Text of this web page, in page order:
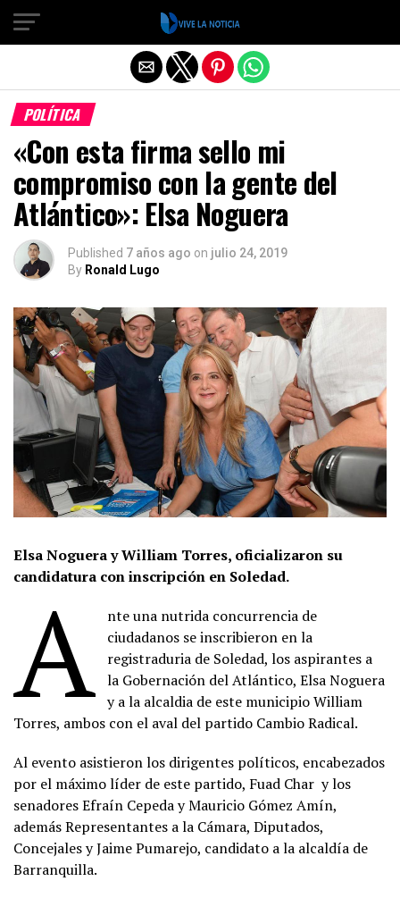
POLÍTICA
«Con esta firma sello mi
compromiso con la gente del
Atlántico»: Elsa Noguera
Published 7 años ago on julio 24, 2019
By Ronald Lugo
Elsa Noguera y William Torres, oficializaron su
candidatura con inscripción en Soledad.
A
nte una nutrida concurrencia de
ciudadanos se inscribieron en la
registraduria de Soledad, los aspirantes a
la Gobernación del Atlántico, Elsa Noguera
y a la alcaldia de este municipio William
Torres, ambos con el aval del partido Cambio Radical.
Al evento asistieron los dirigentes políticos, encabezados
por el máximo líder de este partido, Fuad Char y los
senadores Efraín Cepeda y Mauricio Gómez Amín,
además Representantes a la Cámara, Diputados,
Concejales y Jaime Pumarejo, candidato a la alcaldía de
Barranquilla.
Salir de la versión móvil